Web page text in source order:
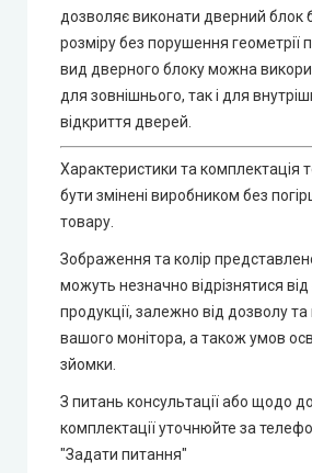
дозволяє виконати дверний блок
розміру без порушення геометрії
вид дверного блоку можна
для зовнішнього, так і для
відкриття дверей.
Характеристики та комплектація
бути змінені виробником без
товару.
Зображення та колір
можуть незначно відрізнятися від
продукції, залежно від дозволу
вашого монітора, а також умов
зйомки.
З питань консультації або щодо
комплектації уточнюйте за
"Задати питання"